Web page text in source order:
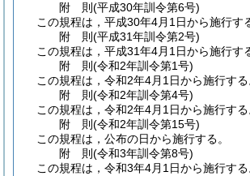
附 則(平成30年訓令第6号)
この規程は，平成30年4月1日から施行す
附 則(平成31年訓令第2号)
この規程は，平成31年4月1日から施行す
附 則(令和2年訓令第1号)
この規程は，令和2年4月1日から施行する
附 則(令和2年訓令第4号)
この規程は，令和2年4月1日から施行する
附 則(令和2年訓令第15号)
この規程は，公布の日から施行する。
附 則(令和3年訓令第8号)
この規程は，令和3年4月1日から施行する